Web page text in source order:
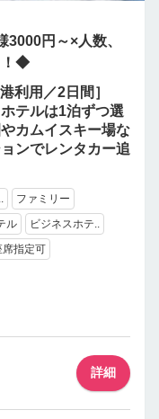
円～×人数、
！◆
利用／2日間］
テルは1泊ずつ選
カムイスキー場な
ンでレンタカー追
ファミリー
ル
ビジネスホテ..
席指定可
詳細